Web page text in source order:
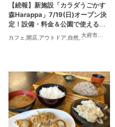
大府市東浦
【続報】新施設「カラダうごかす
森Harappa」7/19(日)オープン決
定！設備・料金＆公園で使えるレ
ンタルアイテムも登場
カフェ,開店,アウトドア,自然,まちネタ,